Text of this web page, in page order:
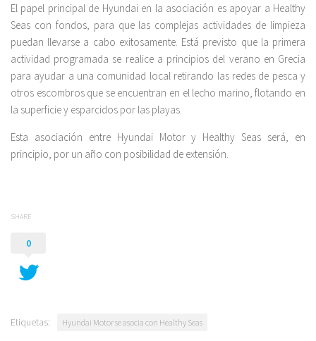
El papel principal de Hyundai en la asociación es apoyar a Healthy
Seas con fondos, para que las complejas actividades de limpieza
puedan llevarse a cabo exitosamente. Está previsto que la primera
actividad programada se realice a principios del verano en Grecia
para ayudar a una comunidad local retirando las redes de pesca y
otros escombros que se encuentran en el lecho marino, flotando en
la superficie y esparcidos por las playas.
Esta asociación entre Hyundai Motor y Healthy Seas será, en
principio, por un año con posibilidad de extensión.
SHARE
0
Etiquetas: Hyundai Motor se asocia con Healthy Seas